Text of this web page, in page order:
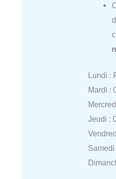
Lundi :
Mardi :
Jeudi :